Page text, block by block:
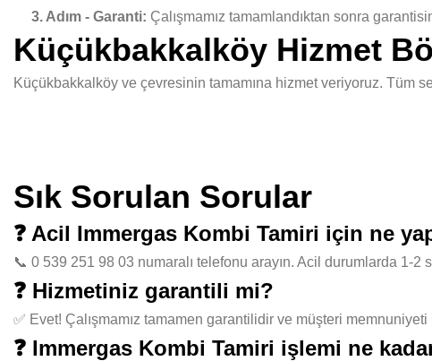
3. Adım - Garanti: Çalışmamız tamamlandıktan sonra
Küçükbakkalköy Hizmet
Küçükbakkalköy ve çevresinin tamamına hizmet veriyoruz. Tüm
Sık Sorulan Sorular
❓ Acil Immergas Kombi Tamiri için ne
📞 0 539 251 98 03 numaralı telefonu arayın. Acil durumlarda 1-2
❓ Hizmetiniz garantili mi?
✅ Evet! Çalışmamız tamamen garantilidir ve müşteri
❓ Immergas Kombi Tamiri işlemi ne